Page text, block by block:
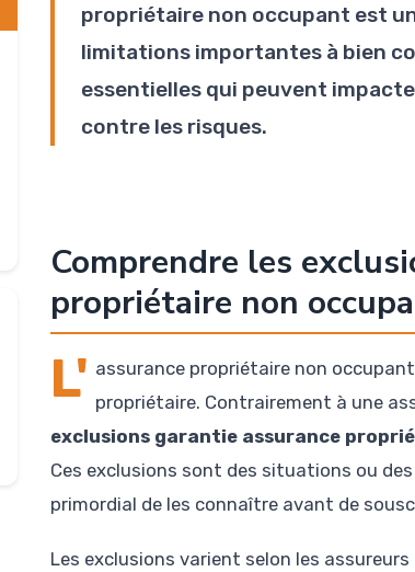
propriétaire non occupant est
limitations importantes à bien
essentielles qui peuvent
contre les risques.
Comprendre les
propriétaire non
L' assurance propriétaire non
propriétaire. Contrairement à une
exclusions garantie assurance
Ces exclusions sont des situations ou
primordial de les connaître avant de
Les exclusions varient selon les